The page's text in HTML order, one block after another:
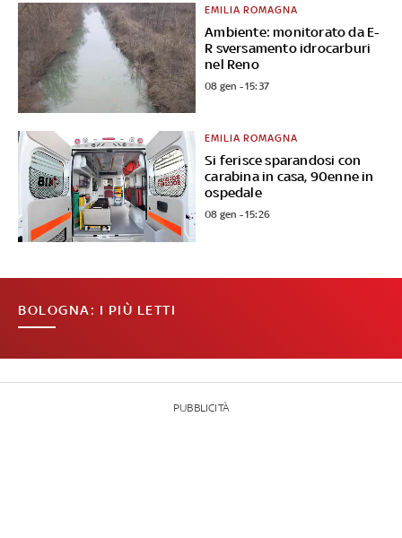
Ambiente: monitorato da E-
R sversamento idrocarburi
nel Reno
EMILIA ROMAGNA
08 gen - 15:37
Si ferisce sparandosi con
carabina in casa, 90enne in
ospedale
EMILIA ROMAGNA
08 gen - 15:26
BOLOGNA: I PIÙ LETTI
PUBBLICITÀ